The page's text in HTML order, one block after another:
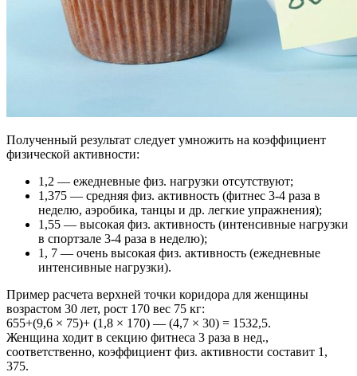
Полученный результат следует умножить на коэффициент
физической активности:
1,2 — ежедневные физ. нагрузки отсутствуют;
1,375 — средняя физ. активность (фитнес 3-4 раза в
неделю, аэробика, танцы и др. легкие упражнения);
1,55 — высокая физ. активность (интенсивные нагрузки
в спортзале 3-4 раза в неделю);
1, 7 — очень высокая физ. активность (ежедневные
интенсивные нагрузки).
Пример расчета верхней точки коридора для женщины
возрастом 30 лет, рост 170 вес 75 кг:
655+(9,6 × 75)+ (1,8 × 170) — (4,7 × 30) = 1532,5.
Женщина ходит в секцию фитнеса 3 раза в нед.,
соответственно, коэффициент физ. активности составит 1,
375.